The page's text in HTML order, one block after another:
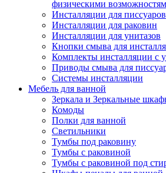
физическими
Инсталляции для писсуаров
Инсталляции для раковин
Инсталляции для унитазов
Кнопки смыва для
Комплекты инсталляции с
Приводы смыва для
Системы инсталляции
Мебель для ванной
Зеркала и Зеркальные
Комоды
Полки для ванной
Светильники
Тумбы под раковину
Тумбы с раковиной
Тумбы с раковиной под